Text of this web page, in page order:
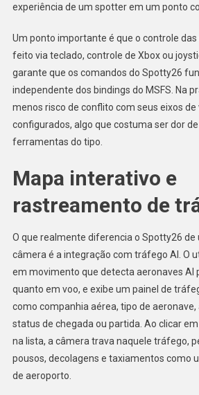
experiência de um spotter em um ponto
Um ponto importante é que o controle
feito via teclado, controle de Xbox ou
garante que os comandos do Spotty26
independente dos bindings do MSFS. Na
menos risco de conflito com seus eixos de
configurados, algo que costuma ser dor
ferramentas do tipo.
Mapa interativo e
rastreamento de
O que realmente diferencia o Spotty26 de
câmera é a integração com tráfego AI. O
em movimento que detecta aeronaves AI
quanto em voo, e exibe um painel de
como companhia aérea, tipo de
status de chegada ou partida. Ao clicar
na lista, a câmera trava naquele tráfego,
pousos, decolagens e taxiamentos como
de aeroporto.